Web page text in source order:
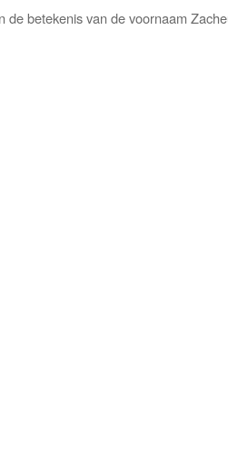
betekenis van de voornaam